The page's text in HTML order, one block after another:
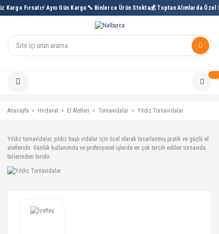
Kargo Fırsatı⚡ Aynı Gün Kargo🔧 Binlerce Ürün Stokta💰 Toptan Alımlarda Özel
Anasayfa Hırdavat El Aletleri Tornavidalar Yıldız Tornavidalar
Yıldız tornavidalar, yıldız başlı vidalar için özel olarak tasarlanmış pratik ve güçlü el
aletleridir. Günlük kullanımda ve profesyonel işlerde en çok tercih edilen tornavida
türlerinden biridir.